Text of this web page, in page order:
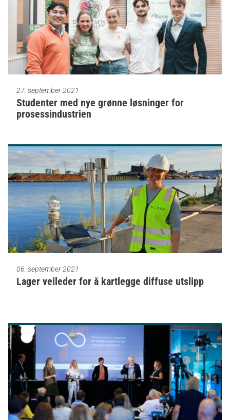
27. september 2021
Studenter med nye grønne løsninger for
prosessindustrien
06. september 2021
Lager veileder for å kartlegge diffuse utslipp